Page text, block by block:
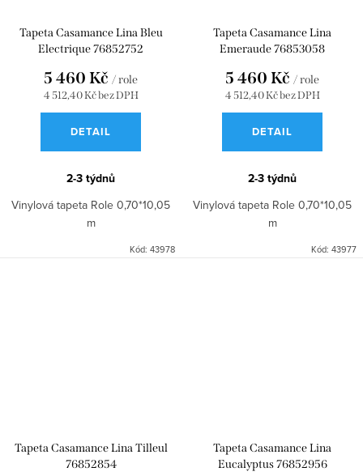
Tapeta Casamance Lina Bleu
Electrique 76852752
4 512,40 Kč bez DPH
5 460 Kč / role
DETAIL
2-3 týdnů
Vinylová tapeta Role 0,70*10,05
m
Kód: 43978
Tapeta Casamance Lina
Emeraude 76853058
4 512,40 Kč bez DPH
5 460 Kč / role
DETAIL
2-3 týdnů
Vinylová tapeta Role 0,70*10,05
m
Kód: 43977
Tapeta Casamance Lina Tilleul
76852854
Tapeta Casamance Lina
Eucalyptus 76852956